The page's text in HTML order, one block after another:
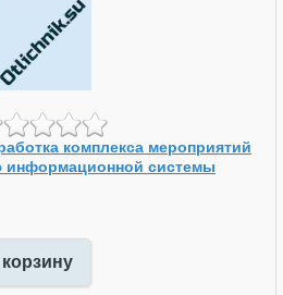
комплекса мероприятий
информационной системы